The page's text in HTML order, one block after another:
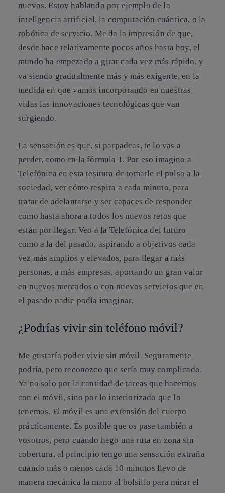
nuevos. Estoy hablando por ejemplo de la
inteligencia artificial, la computación cuántica, o la
robótica de servicio. Me da la impresión de que,
desde hace relativamente pocos años hasta hoy, el
mundo ha empezado a girar cada vez más rápido, y
va siendo gradualmente más y más exigente, en la
medida en que vamos incorporando en nuestras
vidas las innovaciones tecnológicas que van
surgiendo.
La sensación es que, si parpadeas, te lo vas a
perder, como en la fórmula 1. Por eso imagino a
Telefónica en esta tesitura de tomarle el pulso a la
sociedad, ver cómo respira a cada minuto, para
tratar de adelantarse y ser capaces de responder
como hasta ahora a todos los nuevos retos que
están por llegar. Veo a la Telefónica del futuro
como a la del pasado, aspirando a objetivos cada
vez más amplios y elevados, para llegar a más
personas, a más empresas, aportando un gran valor
en nuevos mercados o con nuevos servicios que en
el pasado nadie podía imaginar.
¿Podrías vivir sin teléfono móvil?
Me gustaría poder vivir sin móvil. Seguramente
podría, pero reconozco que sería muy complicado.
Ya no solo por la cantidad de tareas que hacemos
con el móvil, sino por lo interiorizado que lo
tenemos. El móvil es una extensión del cuerpo
prácticamente. Es posible que os pase también a
vosotros, pero cuando hago una ruta en zona sin
cobertura, al principio tengo una sensación extraña
cuando más o menos cada 10 minutos llevo de
manera mecánica la mano al bolsillo para mirar el